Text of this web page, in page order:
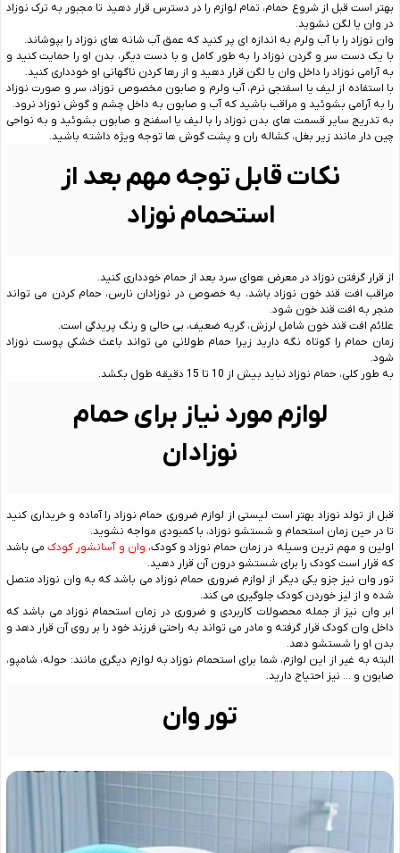
بهتر است قبل از شروع حمام، تمام لوازم را در دسترس قرار دهید تا مجبور به ترک نوزاد
در وان یا لگن نشوید.
وان نوزاد را با آب ولرم به اندازه ای پر کنید که عمق آب شانه ‌های نوزاد را بپوشاند.
با یک دست سر و گردن نوزاد را به طور کامل و با دست دیگر، بدن او را حمایت کنید و
به آرامی نوزاد را داخل وان یا لگن قرار دهید و از رها کردن ناگهانی او خودداری کنید.
با استفاده از لیف یا اسفنجی نرم، آب ولرم و صابون مخصوص نوزاد، سر و صورت نوزاد
را به آرامی بشوئید و مراقب باشید که آب و صابون به داخل چشم و گوش نوزاد نرود.
به تدریج سایر قسمت ‌های بدن نوزاد را با لیف یا اسفنج و صابون بشوئید و به نواحی
چین ‌دار مانند زیر بغل، کشاله ران و پشت گوش‌ ها توجه ویژه داشته باشید.
نکات قابل توجه مهم بعد از
استحمام نوزاد
از قرار گرفتن نوزاد در معرض هوای سرد بعد از حمام خودداری کنید.
مراقب افت قند خون نوزاد باشد، به خصوص در نوزادان نارس، حمام کردن می‌ تواند
منجر به افت قند خون شود.
علائم افت قند خون شامل لرزش، گریه ضعیف، بی‌ حالی و رنگ ‌پریدگی است.
زمان حمام را کوتاه نگه دارید زیرا حمام طولانی می ‌تواند باعث خشکی پوست نوزاد
شود.
به طور کلی، حمام نوزاد نباید بیش از 10 تا 15 دقیقه طول بکشد.
لوازم مورد نیاز برای حمام
نوزادان
قبل از تولد نوزاد بهتر است لیستی از لوازم ضروری حمام نوزاد را آماده و خریداری کنید
تا در حین زمان استحمام و شستشو نوزاد، با کمبودی مواجه نشوید.
اولین و مهم ترین وسیله در زمان حمام نوزاد و کودک، وان و آسانشور کودکمی باشد
که قرار است کودک را برای شستشو درون آن قرار دهید.
تور وان نیز جزو یکی دیگر از لوازم ضروری حمام نوزاد می باشد که به وان نوزاد متصل
شده و از لیز خوردن کودک جلوگیری می کند.
ابر وان نیز از جمله محصولات کاربردی و ضروری در زمان استحمام نوزاد می باشد که
داخل وان کودک قرار گرفته و مادر می تواند به راحتی فرزند خود را بر روی آن قرار دهد و
بدن او را شستشو دهد.
البته به غیر از این لوازم، شما برای استحمام نوزاد به لوازم دیگری مانند: حوله، شامپو،
صابون و … نیز احتیاج دارید.
تور وان